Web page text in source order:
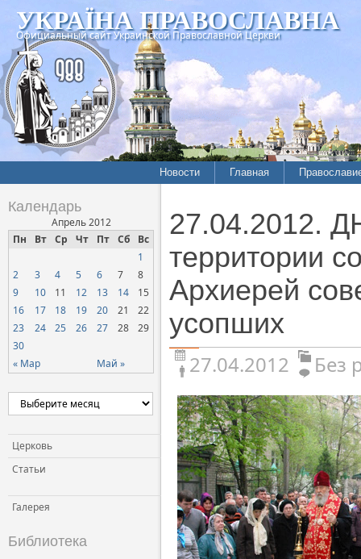
УКРАЇНА ПРАВОСЛАВНА
Официальный сайт Украинской Православной Церкви
Новости Главная
Календарь
Апрель 2012
Пн
Вт Ср Чт Пт Сб Вс
« Мар Май »
1
2
3 4 5 6 7
8
9
10 11 12 13 14
15
16
17 18 19 20 21
22
23
24 25 26 27 28
29
30
Церковь
Статьи
Галерея
Библиотека
27.04.2012.
территории
Архиерей
усопших
27.04.2012 Без